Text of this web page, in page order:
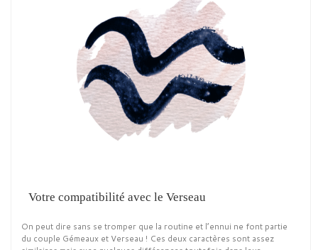
Votre compatibilité avec le Verseau
On peut dire sans se tromper que la routine et l’ennui ne font partie
du couple Gémeaux et Verseau ! Ces deux caractères sont assez